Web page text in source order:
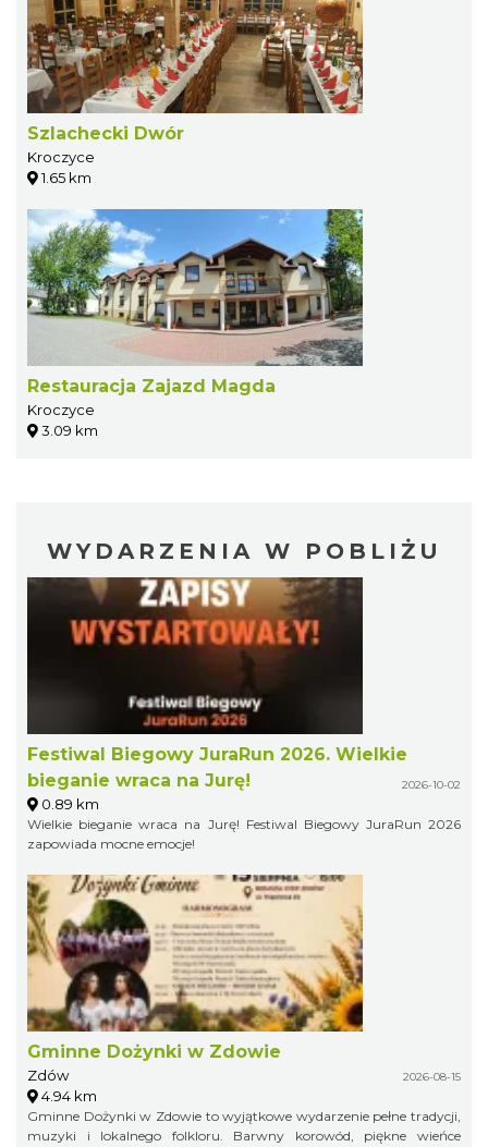
Szlachecki Dwór
Kroczyce
1.65 km
Restauracja Zajazd Magda
Kroczyce
3.09 km
WYDARZENIA W POBLIŻU
Festiwal Biegowy JuraRun 2026. Wielkie
bieganie wraca na Jurę!
2026-10-02
0.89 km
Wielkie bieganie wraca na Jurę! Festiwal Biegowy JuraRun 2026
zapowiada mocne emocje!
Gminne Dożynki w Zdowie
Zdów 2026-08-15
4.94 km
Gminne Dożynki w Zdowie to wyjątkowe wydarzenie pełne tradycji,
muzyki i lokalnego folkloru. Barwny korowód, piękne wieńce